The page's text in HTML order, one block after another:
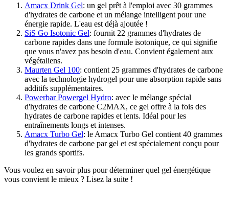
Amacx Drink Gel: un gel prêt à l'emploi avec 30 grammes
d'hydrates de carbone et un mélange intelligent pour une
énergie rapide. L'eau est déjà ajoutée !
SiS Go Isotonic Gel: fournit 22 grammes d'hydrates de
carbone rapides dans une formule isotonique, ce qui signifie
que vous n'avez pas besoin d'eau. Convient également aux
végétaliens.
Maurten Gel 100: contient 25 grammes d'hydrates de carbone
avec la technologie hydrogel pour une absorption rapide sans
additifs supplémentaires.
Powerbar Powergel Hydro: avec le mélange spécial
d'hydrates de carbone C2MAX, ce gel offre à la fois des
hydrates de carbone rapides et lents. Idéal pour les
entraînements longs et intenses.
Amacx Turbo Gel: le Amacx Turbo Gel contient 40 grammes
d'hydrates de carbone par gel et est spécialement conçu pour
les grands sportifs.
Vous voulez en savoir plus pour déterminer quel gel énergétique
vous convient le mieux ? Lisez la suite !